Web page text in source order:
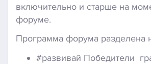
включительно и старше на
форуме.
Программа форума разделена
#развивай Победители